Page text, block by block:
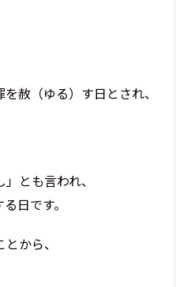
赦（ゆる）す日とされ、
とも言われ、
日です。
から、